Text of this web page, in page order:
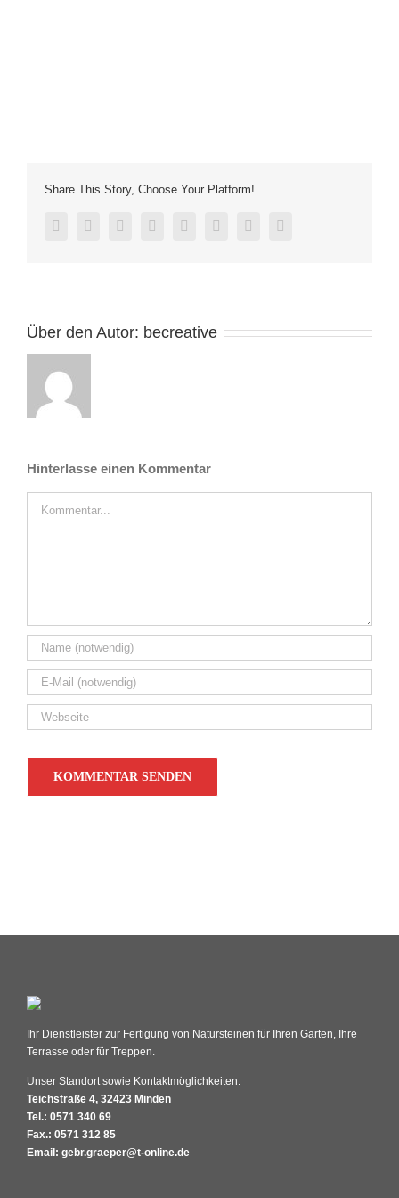
Share This Story, Choose Your Platform!
facebooktwitter linkedinreddit tumblr pinterest
Über den Autor: becreative
Hinterlasse einen Kommentar
Ihr Dienstleister zur Fertigung von Natursteinen für Ihren Garten, Ihre
Terrasse oder für Treppen.
Unser Standort sowie Kontaktmöglichkeiten:
Teichstraße 4, 32423 Minden
Tel.: 0571 340 69
Fax.: 0571 312 85
Email: gebr.graeper@t-online.de